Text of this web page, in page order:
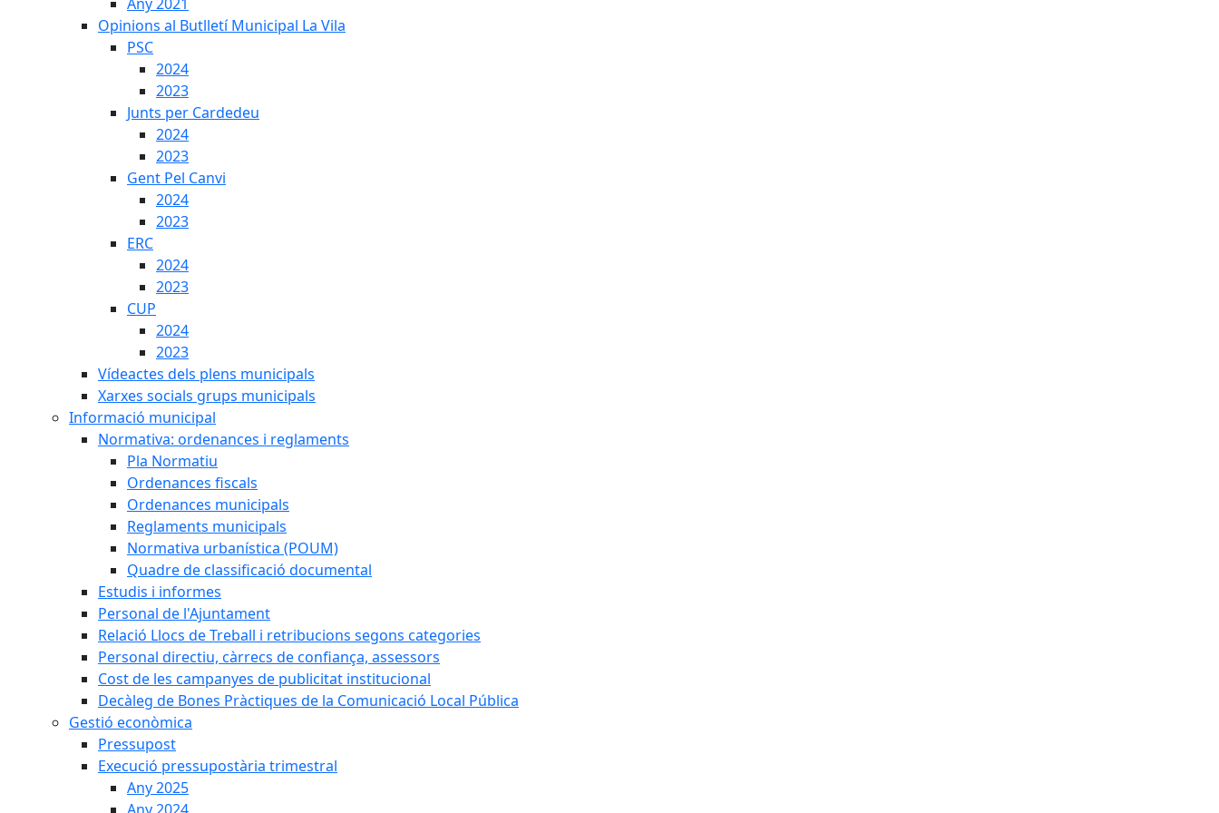
Opinions al Butlletí Municipal La Vila
PSC
2024
2023
Junts per Cardedeu
2024
2023
Gent Pel Canvi
2024
2023
ERC
2024
2023
CUP
2024
2023
Vídeactes dels plens municipals
Xarxes socials grups municipals
Informació municipal
Normativa: ordenances i reglaments
Pla Normatiu
Ordenances fiscals
Ordenances municipals
Reglaments municipals
Normativa urbanística (POUM)
Quadre de classificació documental
Estudis i informes
Personal de l'Ajuntament
Relació Llocs de Treball i retribucions segons categories
Personal directiu, càrrecs de confiança, assessors
Cost de les campanyes de publicitat institucional
Decàleg de Bones Pràctiques de la Comunicació Local Pública
Gestió econòmica
Pressupost
Execució pressupostària trimestral
Any 2025